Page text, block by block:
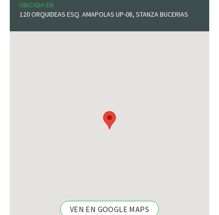
UBICADA EN
120 ORQUIDEAS ESQ. AMAPOLAS UP-08, STANZA BUCERIAS
VEN EN GOOGLE MAPS